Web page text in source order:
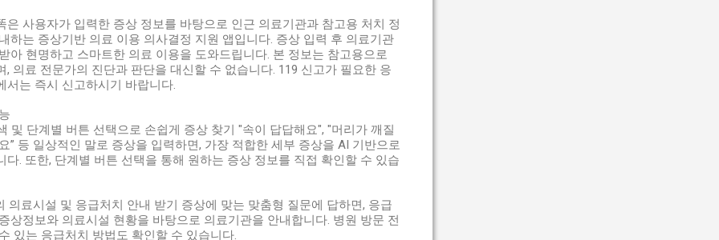
은 사용자가 입력한 증상 정보를 바탕으로 인근 의료기관과 참고용 처치 정
하는 증상기반 의료 이용 의사결정 지원 앱입니다. 증상 입력 후 의료기관
아 현명하고 스마트한 의료 이용을 도와드립니다. 본 정보는 참고용으로
, 의료 전문가의 진단과 판단을 대신할 수 없습니다. 119 신고가 필요한 응
서는 즉시 신고하시기 바랍니다.
및 단계별 버튼 선택으로 손쉽게 증상 찾기 "속이 답답해요", "머리가 깨질
” 등 일상적인 말로 증상을 입력하면, 가장 적합한 세부 증상을 AI 기반으로
다. 또한, 단계별 버튼 선택을 통해 원하는 증상 정보를 직접 확인할 수 있습
의료시설 및 응급처치 안내 받기 증상에 맞는 맞춤형 질문에 답하면, 응급
상정보와 의료시설 현황을 바탕으로 의료기관을 안내합니다. 병원 방문 전
있는 응급처치 방법도 확인할 수 있습니다.